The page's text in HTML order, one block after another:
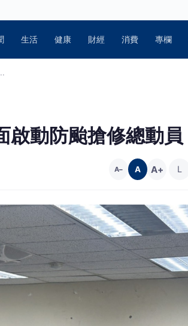
生活 健康 財經 消費 專欄
動防颱搶修總動員
A− A A+ L